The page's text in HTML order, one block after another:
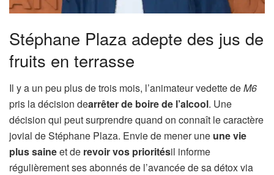
Stéphane Plaza adepte des jus de
fruits en terrasse
Il y a un peu plus de trois mois, l’animateur vedette deM6
pris la décision dearrêter de boire de l’alcool. Une
décision qui peut surprendre quand on connaît le caractère
jovial de Stéphane Plaza. Envie de mener une une vie
plus saineet de revoir vos prioritésil informe
régulièrement ses abonnés de l’avancée de sa détox via